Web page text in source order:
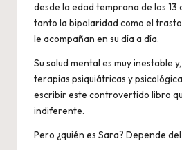
desde la edad temprana de los 13
tanto la bipolaridad como el
le acompañan en su día a día.
Su salud mental es muy inestable
terapias psiquiátricas y
escribir este controvertido libro
indiferente.
Pero ¿quién es Sara? Depende